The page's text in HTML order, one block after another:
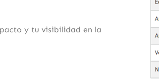
y tu visibilidad en la